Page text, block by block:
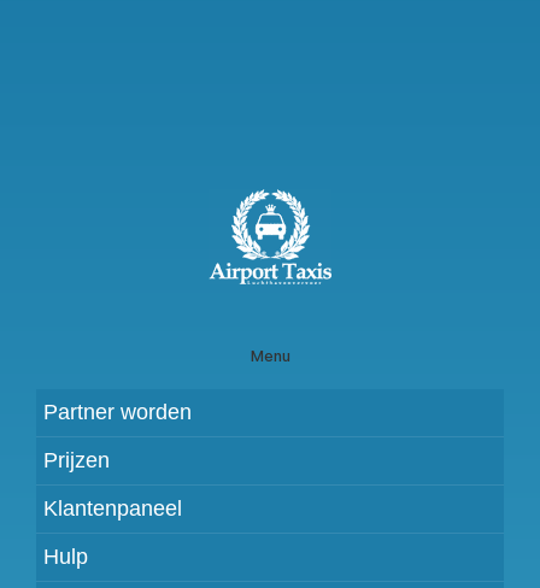
Menu
Partner worden
Prijzen
Klantenpaneel
Hulp